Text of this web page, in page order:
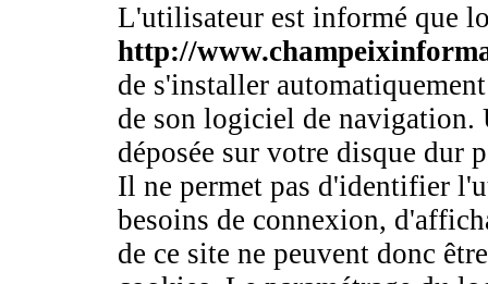
L'utilisateur est informé que
http://
de s'installer
de son logiciel de
déposée sur votre disque dur
Il ne permet pas d'identifier
besoins de connexion,
de ce site ne peuvent donc